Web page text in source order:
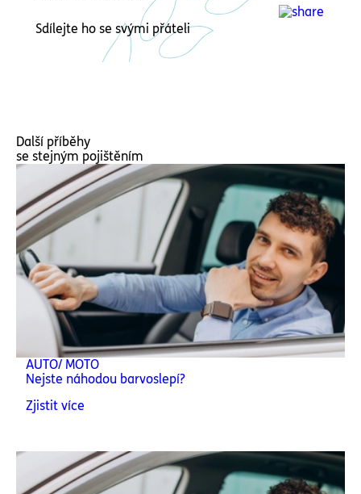
Sdílejte ho se svými přáteli
Další příběhy
se stejným pojištěním
AUTO/ MOTO
Nejste náhodou barvoslepí?
Zjistit více